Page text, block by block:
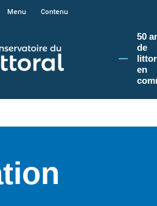
le site du Conservatoire du littoral, vous
Menu Contenu
50
de
en